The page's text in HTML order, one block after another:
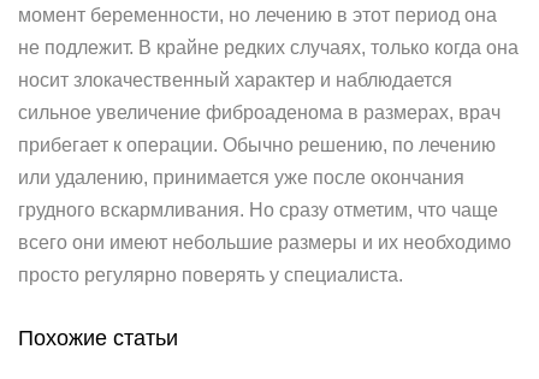
момент беременности, но лечению в этот период она
не подлежит. В крайне редких случаях, только когда она
носит злокачественный характер и наблюдается
сильное увеличение фиброаденома в размерах, врач
прибегает к операции. Обычно решению, по лечению
или удалению, принимается уже после окончания
грудного вскармливания. Но сразу отметим, что чаще
всего они имеют небольшие размеры и их необходимо
просто регулярно поверять у специалиста.
Похожие статьи